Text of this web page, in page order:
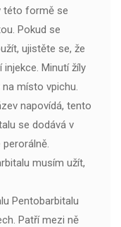
této formě se
Pokud se
ujistěte se, že
Minutí žíly
místo vpichu.
napovídá, tento
se dodává v
musím užít,
Pentobarbitalu
Patří mezi ně